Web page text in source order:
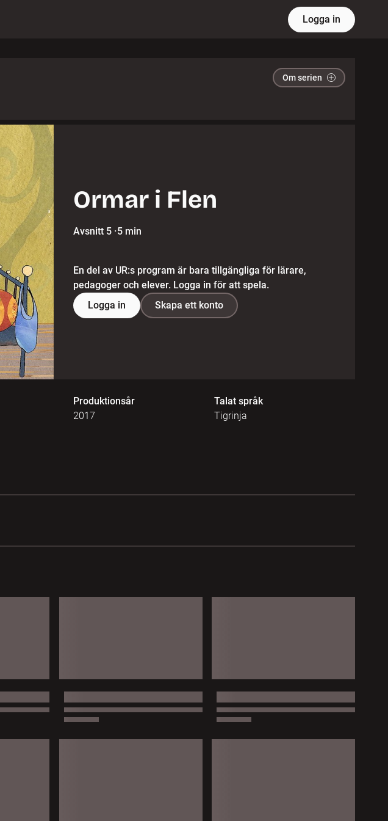
Logga in
Om serien
Ormar i Flen
Avsnitt 5 ·5 min
En del av UR:s program är bara tillgängliga för lärare,
pedagoger och elever. Logga in för att spela.
Logga in
Skapa ett konto
Produktionsår
2017
Talat språk
Tigrinja